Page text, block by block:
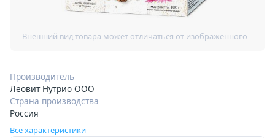
Производитель
Леовит Нутрио ООО
Страна производства
Россия
Все характеристики